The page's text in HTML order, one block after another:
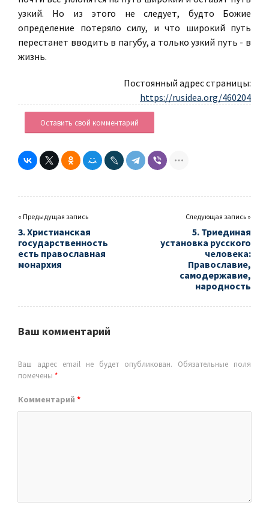
узкий. Но из этого не следует, будто Божие
определение потеряло силу, и что широкий путь
перестанет вводить в пагубу, а только узкий путь - в
жизнь.
Постоянный адрес страницы:
https://rusidea.org/460204
Оставить свой комментарий
« Предыдущая запись
3. Христианская
государственность
есть православная
монархия
Следующая запись »
5. Триединая
установка русского
человека:
Православие,
самодержавие,
народность
Ваш комментарий
Ваш адрес email не будет опубликован.
Обязательные поля
помечены *
Комментарий *